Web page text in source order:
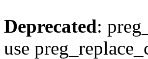
Deprecated:
use